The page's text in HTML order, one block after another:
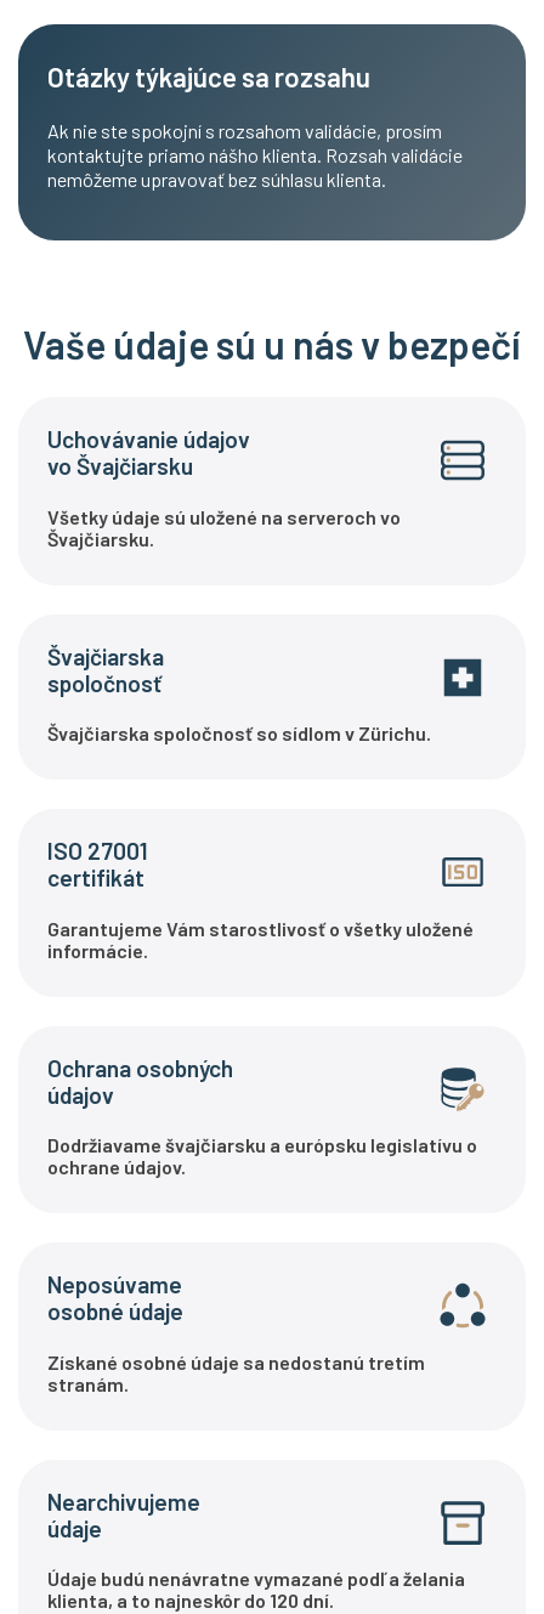
Otázky týkajúce sa rozsahu
Ak nie ste spokojní s rozsahom validácie, prosím
kontaktujte priamo nášho klienta. Rozsah validácie
nemôžeme upravovať bez súhlasu klienta.
Vaše údaje sú u nás v bezpečí
Uchovávanie údajov
vo Švajčiarsku
Všetky údaje sú uložené na serveroch vo
Švajčiarsku.
Švajčiarska
spoločnosť
Švajčiarska spoločnosť so sídlom v Zürichu.
ISO 27001
certifikát
Garantujeme Vám starostlivosť o všetky uložené
informácie.
Ochrana osobných
údajov
Dodržiavame švajčiarsku a európsku legislatívu o
ochrane údajov.
Neposúvame
osobné údaje
Získané osobné údaje sa nedostanú tretím
stranám.
Nearchivujeme
údaje
Údaje budú nenávratne vymazané podľa želania
klienta, a to najneskôr do 120 dní.